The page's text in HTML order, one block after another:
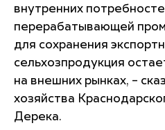
внутренних
перерабатывающей
для сохранения
сельхозпродукция
на внешних рынках, –
хозяйства
Дерека.